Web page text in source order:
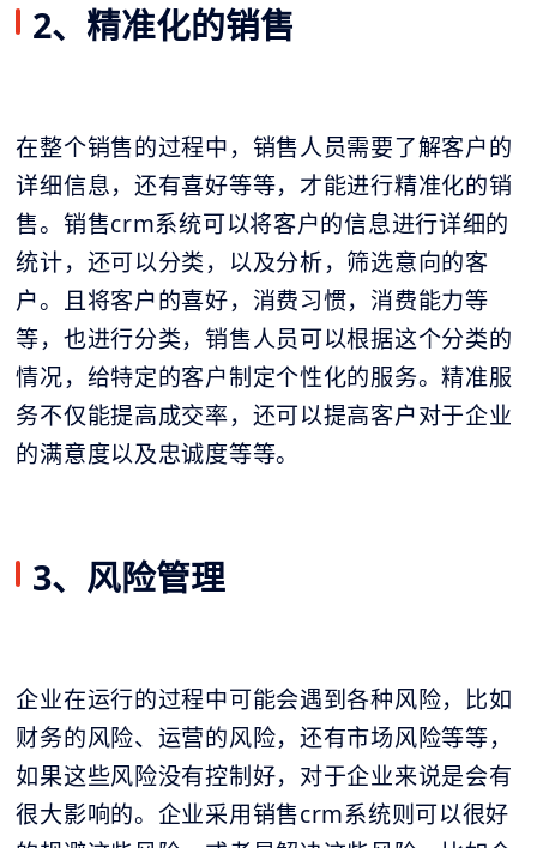
2、精准化的销售
在整个销售的过程中，销售人员需要了解客户的
详细信息，还有喜好等等，才能进行精准化的销
售。销售crm系统可以将客户的信息进行详细的
统计，还可以分类，以及分析，筛选意向的客
户。且将客户的喜好，消费习惯，消费能力等
等，也进行分类，销售人员可以根据这个分类的
情况，给特定的客户制定个性化的服务。精准服
务不仅能提高成交率，还可以提高客户对于企业
的满意度以及忠诚度等等。
3、风险管理
企业在运行的过程中可能会遇到各种风险，比如
财务的风险、运营的风险，还有市场风险等等，
如果这些风险没有控制好，对于企业来说是会有
很大影响的。企业采用销售crm系统则可以很好